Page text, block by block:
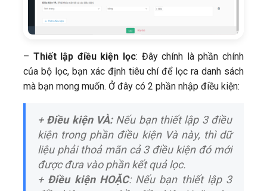
– Thiết lập điều kiện lọc: Đây chính là phần chính
của bộ lọc, bạn xác định tiêu chí để lọc ra danh sách
mà bạn mong muốn. Ở đây có 2 phần nhập điều kiện:
+ Điều kiện VÀ:Nếu bạn thiết lập 3 điều
kiện trong phần điều kiện Và này, thì dữ
liệu phải thoả mãn cả 3 điều kiện đó mới
được đưa vào phần kết quả lọc.
+ Điều kiện HOẶC: Nếu bạn thiết lập 3